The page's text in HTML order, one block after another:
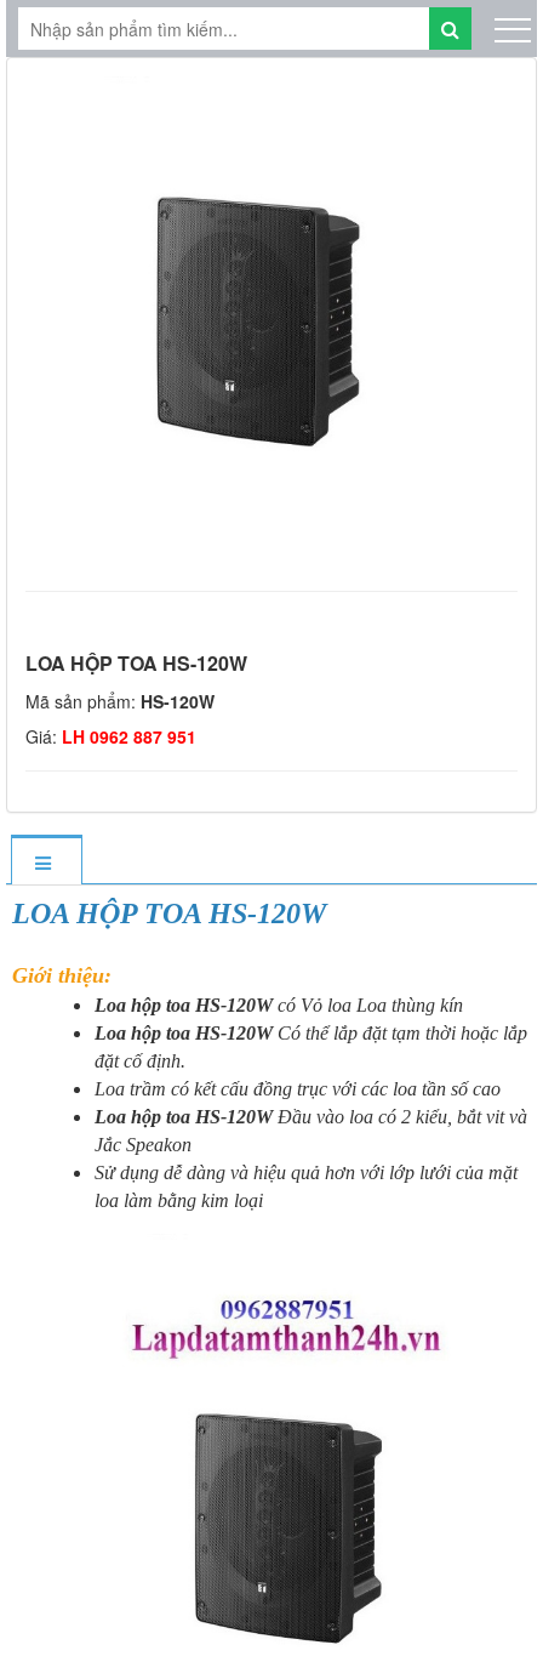
LOA HỘP TOA HS-120W
Mã sản phẩm: HS-120W
Giá: LH 0962 887 951
LOA HỘP TOA HS-120W
Giới thiệu:
Loa hộp toa HS-120Wcó Vỏ loa Loa thùng kín
Loa hộp toa HS-120WCó thể lắp đặt tạm thời hoặc lắp
đặt cố định.
Loa trầm có kết cấu đồng trục với các loa tần số cao
Loa hộp toa HS-120WĐầu vào loa có 2 kiểu, bắt vit và
Jắc Speakon
Sử dụng dễ dàng và hiệu quả hơn với lớp lưới của mặt
loa làm bằng kim loại